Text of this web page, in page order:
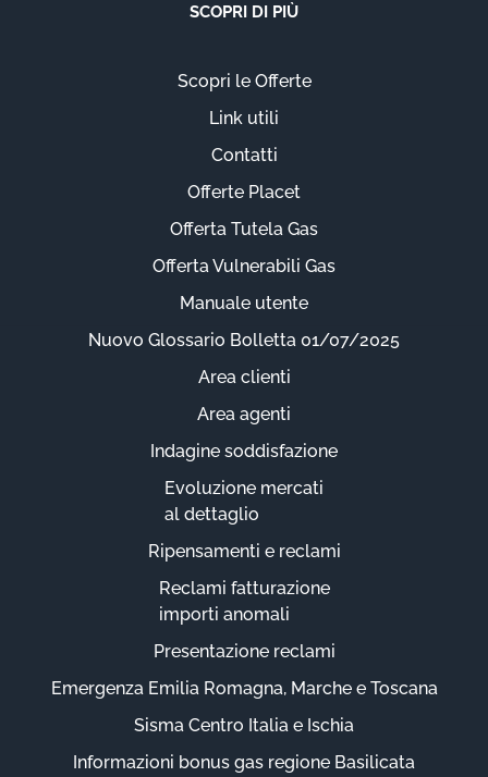
SCOPRI DI PIÙ
Scopri le Offerte
Link utili
Contatti
Offerte Placet
Offerta Tutela Gas
Offerta Vulnerabili Gas
Manuale utente
Nuovo Glossario Bolletta 01/07/2025
Area clienti
Area agenti
Indagine soddisfazione
Evoluzione mercati
al dettaglio
Ripensamenti e reclami
Reclami fatturazione
importi anomali
Presentazione reclami
Emergenza Emilia Romagna, Marche e Toscana
Sisma Centro Italia e Ischia
Informazioni bonus gas regione Basilicata